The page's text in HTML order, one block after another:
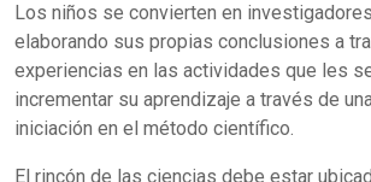
Los niños se convierten en
elaborando sus propias conclusiones a
experiencias en las actividades que les
incrementar su aprendizaje a través de
iniciación en el método científico.
El rincón de las ciencias debe estar